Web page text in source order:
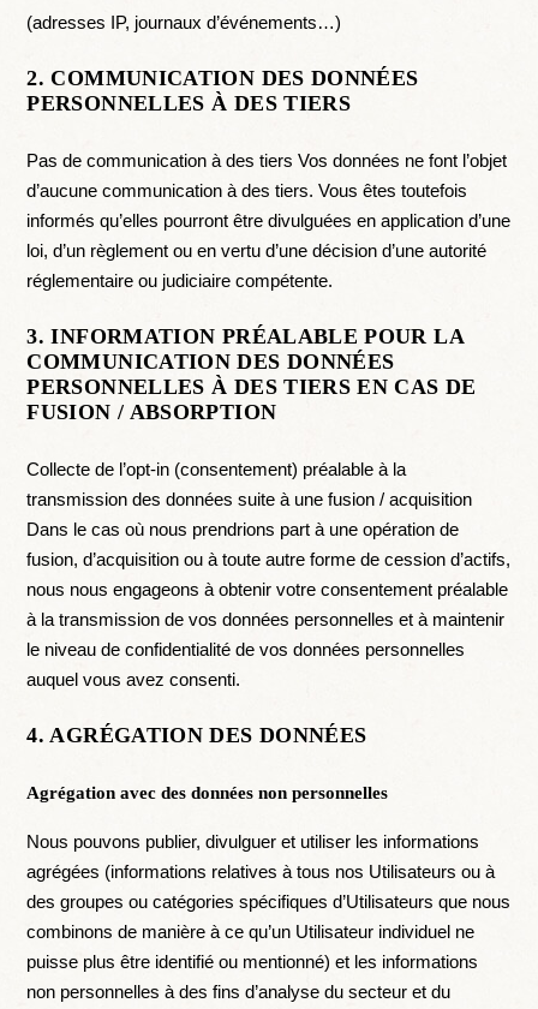
(adresses IP, journaux d’événements…)
2. COMMUNICATION DES DONNÉES
PERSONNELLES À DES TIERS
Pas de communication à des tiers Vos données ne font l’objet
d’aucune communication à des tiers. Vous êtes toutefois
informés qu’elles pourront être divulguées en application d’une
loi, d’un règlement ou en vertu d’une décision d’une autorité
réglementaire ou judiciaire compétente.
3. INFORMATION PRÉALABLE POUR LA
COMMUNICATION DES DONNÉES
PERSONNELLES À DES TIERS EN CAS DE
FUSION / ABSORPTION
Collecte de l’opt-in (consentement) préalable à la
transmission des données suite à une fusion / acquisition
Dans le cas où nous prendrions part à une opération de
fusion, d’acquisition ou à toute autre forme de cession d’actifs,
nous nous engageons à obtenir votre consentement préalable
à la transmission de vos données personnelles et à maintenir
le niveau de confidentialité de vos données personnelles
auquel vous avez consenti.
4. AGRÉGATION DES DONNÉES
Agrégation avec des données non personnelles
Nous pouvons publier, divulguer et utiliser les informations
agrégées (informations relatives à tous nos Utilisateurs ou à
des groupes ou catégories spécifiques d’Utilisateurs que nous
combinons de manière à ce qu’un Utilisateur individuel ne
puisse plus être identifié ou mentionné) et les informations
non personnelles à des fins d’analyse du secteur et du